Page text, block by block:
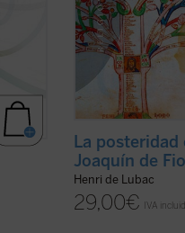
La
Joaquín de
Henri de Lubac
29,00€ IVA